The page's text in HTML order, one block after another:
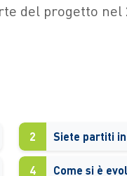
del progetto nel
2
4